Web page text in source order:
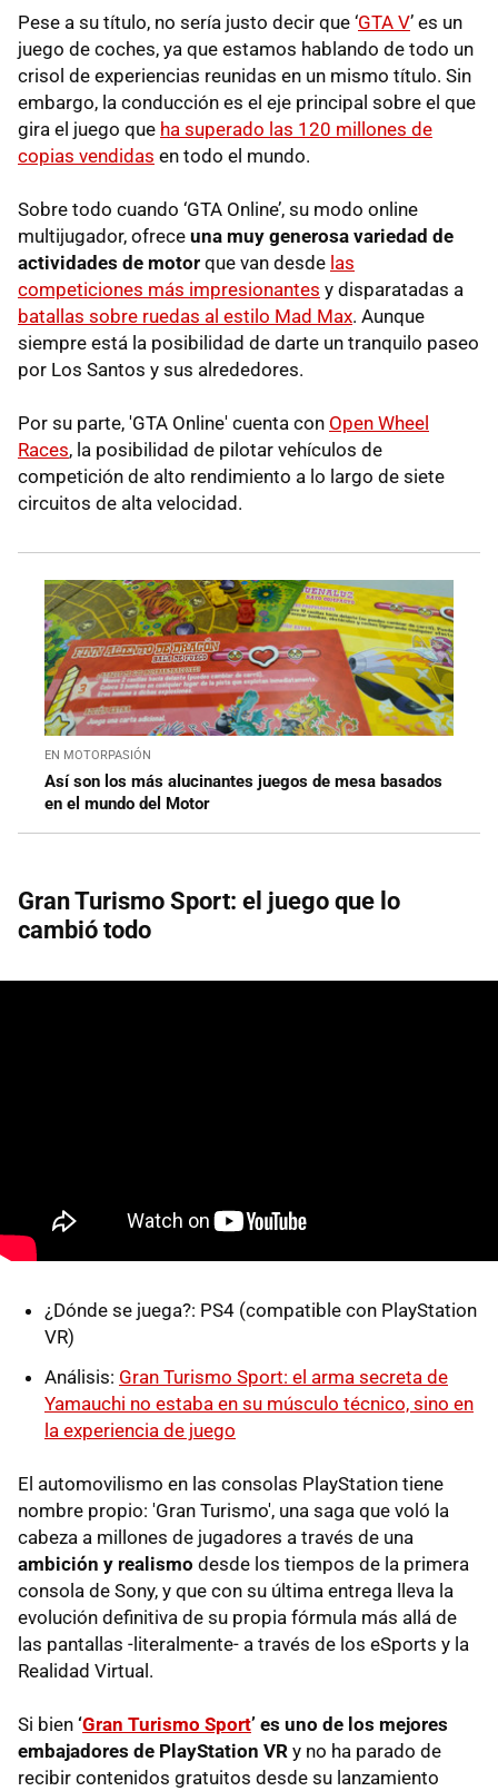
Pese a su título, no sería justo decir que ‘GTA V’ es un
juego de coches, ya que estamos hablando de todo un
crisol de experiencias reunidas en un mismo título. Sin
embargo, la conducción es el eje principal sobre el que
gira el juego que ha superado las 120 millones de
copias vendidas en todo el mundo.
Sobre todo cuando ‘GTA Online’, su modo online
multijugador, ofrece una muy generosa variedad de
actividades de motor que van desde las
competiciones más impresionantes y disparatadas a
batallas sobre ruedas al estilo Mad Max. Aunque
siempre está la posibilidad de darte un tranquilo paseo
por Los Santos y sus alrededores.
Por su parte, 'GTA Online' cuenta con Open Wheel
Races, la posibilidad de pilotar vehículos de
competición de alto rendimiento a lo largo de siete
circuitos de alta velocidad.
EN MOTORPASIÓN
Así son los más alucinantes juegos de mesa basados
en el mundo del Motor
Gran Turismo Sport: el juego que lo
cambió todo
¿Dónde se juega?: PS4 (compatible con PlayStation
VR)
Análisis: Gran Turismo Sport: el arma secreta de
Yamauchi no estaba en su músculo técnico, sino en
la experiencia de juego
El automovilismo en las consolas PlayStation tiene
nombre propio: 'Gran Turismo', una saga que voló la
cabeza a millones de jugadores a través de una
ambición y realismo desde los tiempos de la primera
consola de Sony, y que con su última entrega lleva la
evolución definitiva de su propia fórmula más allá de
las pantallas -literalmente- a través de los eSports y la
Realidad Virtual.
Si bien ‘Gran Turismo Sport’ es uno de los mejores
embajadores de PlayStation VR y no ha parado de
recibir contenidos gratuitos desde su lanzamiento